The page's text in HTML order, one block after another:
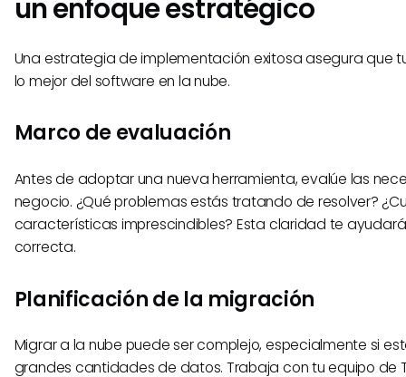
un enfoque estratégico
Una estrategia de implementación exitosa asegura que
lo mejor del software en la nube.
Marco de evaluación
Antes de adoptar una nueva herramienta, evalúe las
negocio. ¿Qué problemas estás tratando de resolver?
características imprescindibles? Esta claridad te
correcta.
Planificación de la migración
Migrar a la nube puede ser complejo, especialmente si
grandes cantidades de datos. Trabaja con tu equipo de